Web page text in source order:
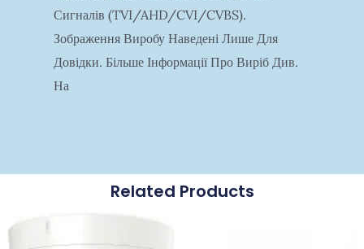
Сигналів (TVI/AHD/CVI/CVBS).
Зображення Виробу Наведені Лише Для
Довідки. Більше Інформації Про Виріб Див.
На
Related Products